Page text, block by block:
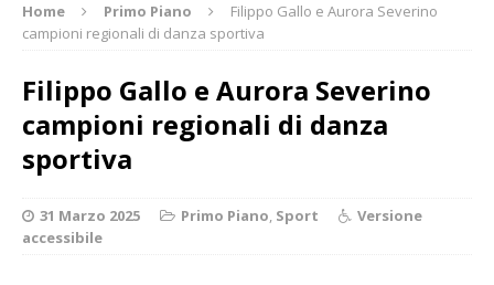
Home Primo Piano
Filippo Gallo e Aurora Severino
campioni regionali di danza sportiva
Filippo Gallo e Aurora Severino
campioni regionali di danza
sportiva
31 Marzo 2025 Primo Piano, Sport
Versione
accessibile